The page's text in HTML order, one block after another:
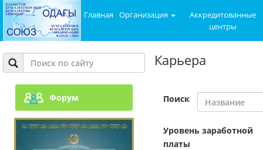
Главная Организация
Аккредитованные
центры
Форум
Карьера
Поиск
Уровень заработной
платы